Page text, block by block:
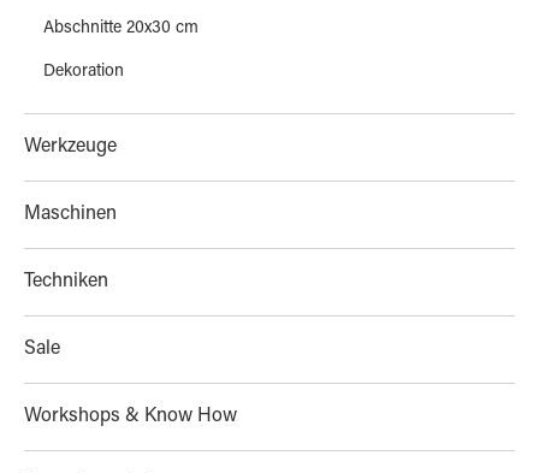
Abschnitte 20x30 cm
Dekoration
Werkzeuge
Maschinen
Techniken
Sale
Workshops & Know How